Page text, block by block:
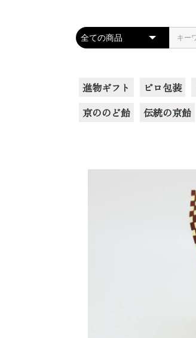
進物ギフト ピロ包装
京ののど飴
伝統の京飴